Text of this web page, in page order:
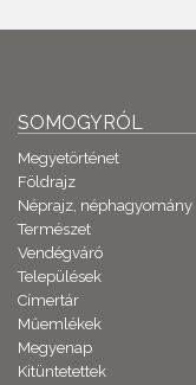
SOMOGYRÓL
Megyetörténet
Földrajz
Néprajz, néphagyomány
Természet
Vendégváró
Települések
Címertár
Műemlékek
Megyenap
Kitüntetettek